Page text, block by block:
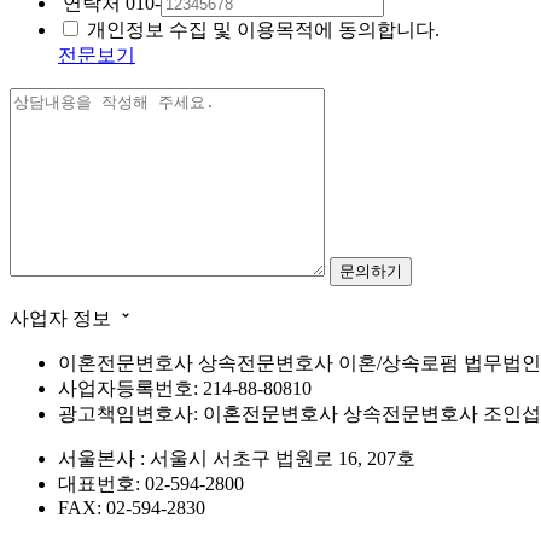
개인정보 수집 및 이용목적에 동의합니다.
전문보기
사업자 정보
이혼전문변호사 상속전문변호사 이혼/상속로펌 법무법
사업자등록번호: 214-88-80810
광고책임변호사: 이혼전문변호사 상속전문변호사 조인섭
서울본사 : 서울시 서초구 법원로 16, 207호
대표번호: 02-594-2800
FAX: 02-594-2830